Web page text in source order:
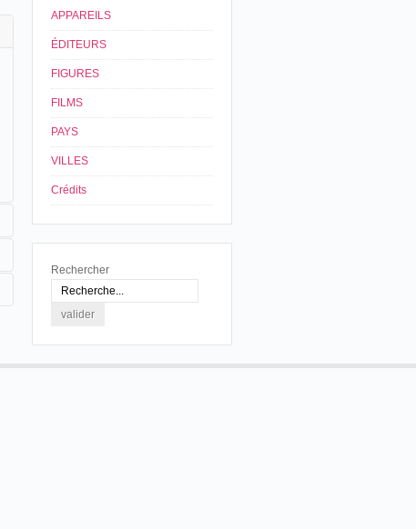
APPAREILS
ÉDITEURS
FIGURES
FILMS
PAYS
VILLES
Crédits
Rechercher